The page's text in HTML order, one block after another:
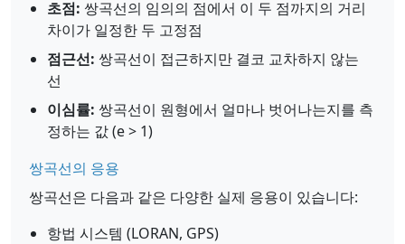
초점: 쌍곡선의 임의의 점에서 이 두 점까지의 거리
차이가 일정한 두 고정점
점근선: 쌍곡선이 접근하지만 결코 교차하지 않는
선
이심률: 쌍곡선이 원형에서 얼마나 벗어나는지를 측
정하는 값 (e > 1)
쌍곡선의 응용
쌍곡선은 다음과 같은 다양한 실제 응용이 있습니다:
항법 시스템 (LORAN, GPS)